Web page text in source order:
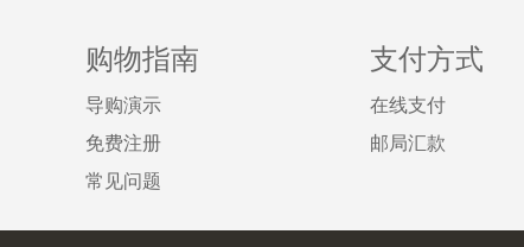
购物指南
导购演示
免费注册
常见问题
支付方式
在线支付
邮局汇款